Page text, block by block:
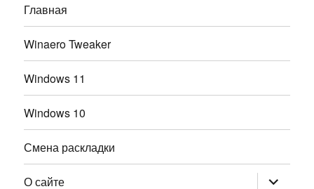
Главная
Winaero Tweaker
Windows 11
Windows 10
Смена раскладки
О сайте раскрыть